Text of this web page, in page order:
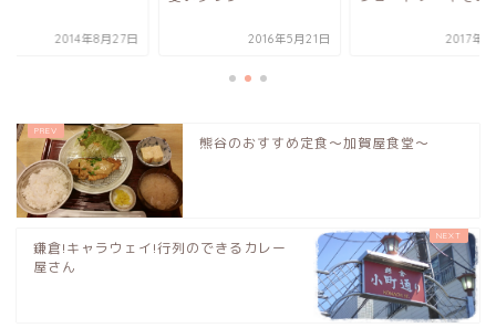
2014年8月27日 2016年5月21日 2017年4
熊谷のおすすめ定食～加賀屋食堂～
鎌倉!キャラウェイ!行列のできるカレー
屋さん